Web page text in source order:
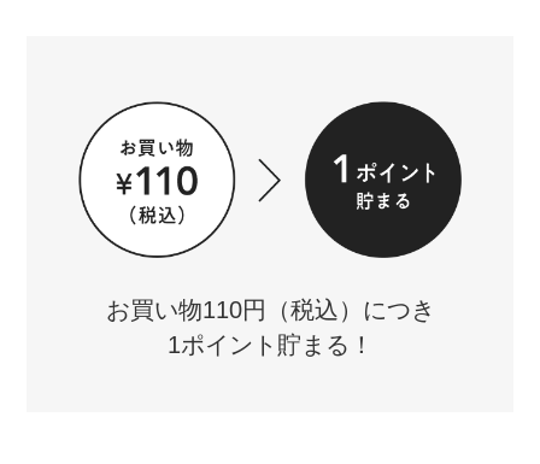
お買い物110円（税込）につき
1ポイント貯まる！